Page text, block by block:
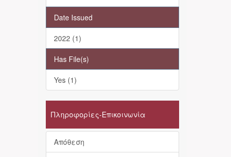
Date Issued
2022 (1)
Has File(s)
Yes (1)
Πληροφορίες-Επικοινωνία
Απόθεση